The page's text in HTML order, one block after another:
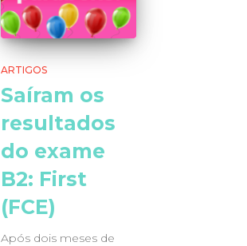
ARTIGOS
Saíram os
resultados
do exame
B2: First
(FCE)
Após dois meses de